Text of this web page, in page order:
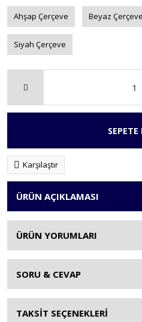
Ahşap Çerçeve Beyaz Çerçeve
Siyah Çerçeve
SEPETE
Karşılaştır
ÜRÜN AÇIKLAMASI
ÜRÜN YORUMLARI
SORU & CEVAP
TAKSİT SEÇENEKLERİ